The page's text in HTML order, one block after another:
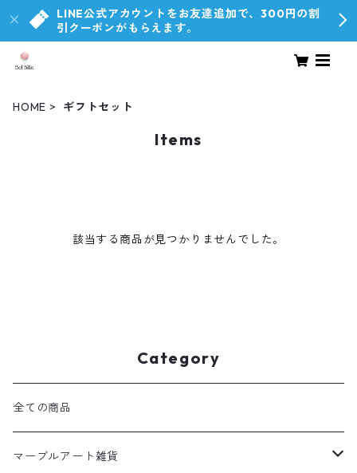
LINE公式アカウントをお友達追加で、300円の割
引クーポンがもらえます。
HOME ギフトセット
Items
該当する商品が見つかりませんでした。
Category
全ての商品
マーブルアート雑貨